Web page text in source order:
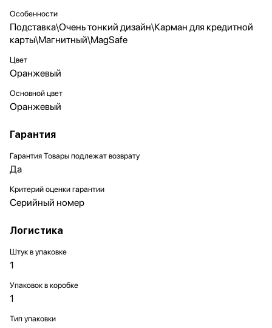
Особенности
Подставка\Очень тонкий дизайн\Карман для кредитной
карты\Магнитный\MagSafe
Цвет
Оранжевый
Основной цвет
Оранжевый
Гарантия
Гарантия Товары подлежат возврату
Да
Критерий оценки гарантии
Серийный номер
Логистика
Штук в упаковке
1
Упаковок в коробке
1
Тип упаковки